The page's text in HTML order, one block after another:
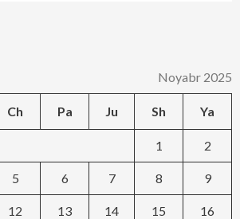
Noyabr 2025
Ch Pa Ju Sh Ya
1 2
5 6 7 8 9
12 13 14 15 16